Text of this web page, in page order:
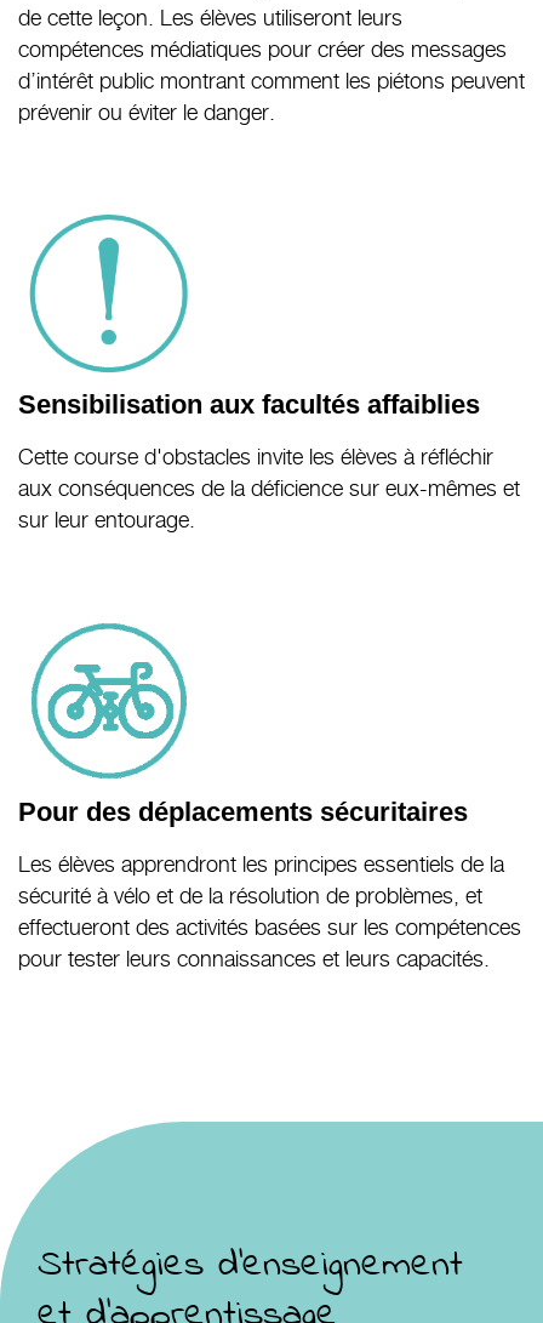
de cette leçon. Les élèves utiliseront leurs
compétences médiatiques pour créer des messages
d’intérêt public montrant comment les piétons peuvent
prévenir ou éviter le danger.
Sensibilisation aux facultés affaiblies
Cette course d'obstacles invite les élèves à réfléchir
aux conséquences de la déficience sur eux-mêmes et
sur leur entourage.
Pour des déplacements sécuritaires
Les élèves apprendront les principes essentiels de la
sécurité à vélo et de la résolution de problèmes, et
effectueront des activités basées sur les compétences
pour tester leurs connaissances et leurs capacités.
Stratégies d’enseignement